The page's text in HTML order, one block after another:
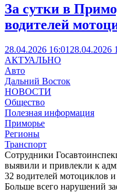
За сутки в
водителей
28.04.2026 16:01 28.04.2026
АКТУАЛЬНО
Авто
Дальний Восток
НОВОСТИ
Общество
Полезная информация
Приморье
Регионы
Транспорт
Сотрудники
выявили и привлекли к
32 водителей мотоциклов
Больше всего нарушений